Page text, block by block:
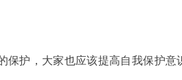
保护，大家也应该提高自我保护意